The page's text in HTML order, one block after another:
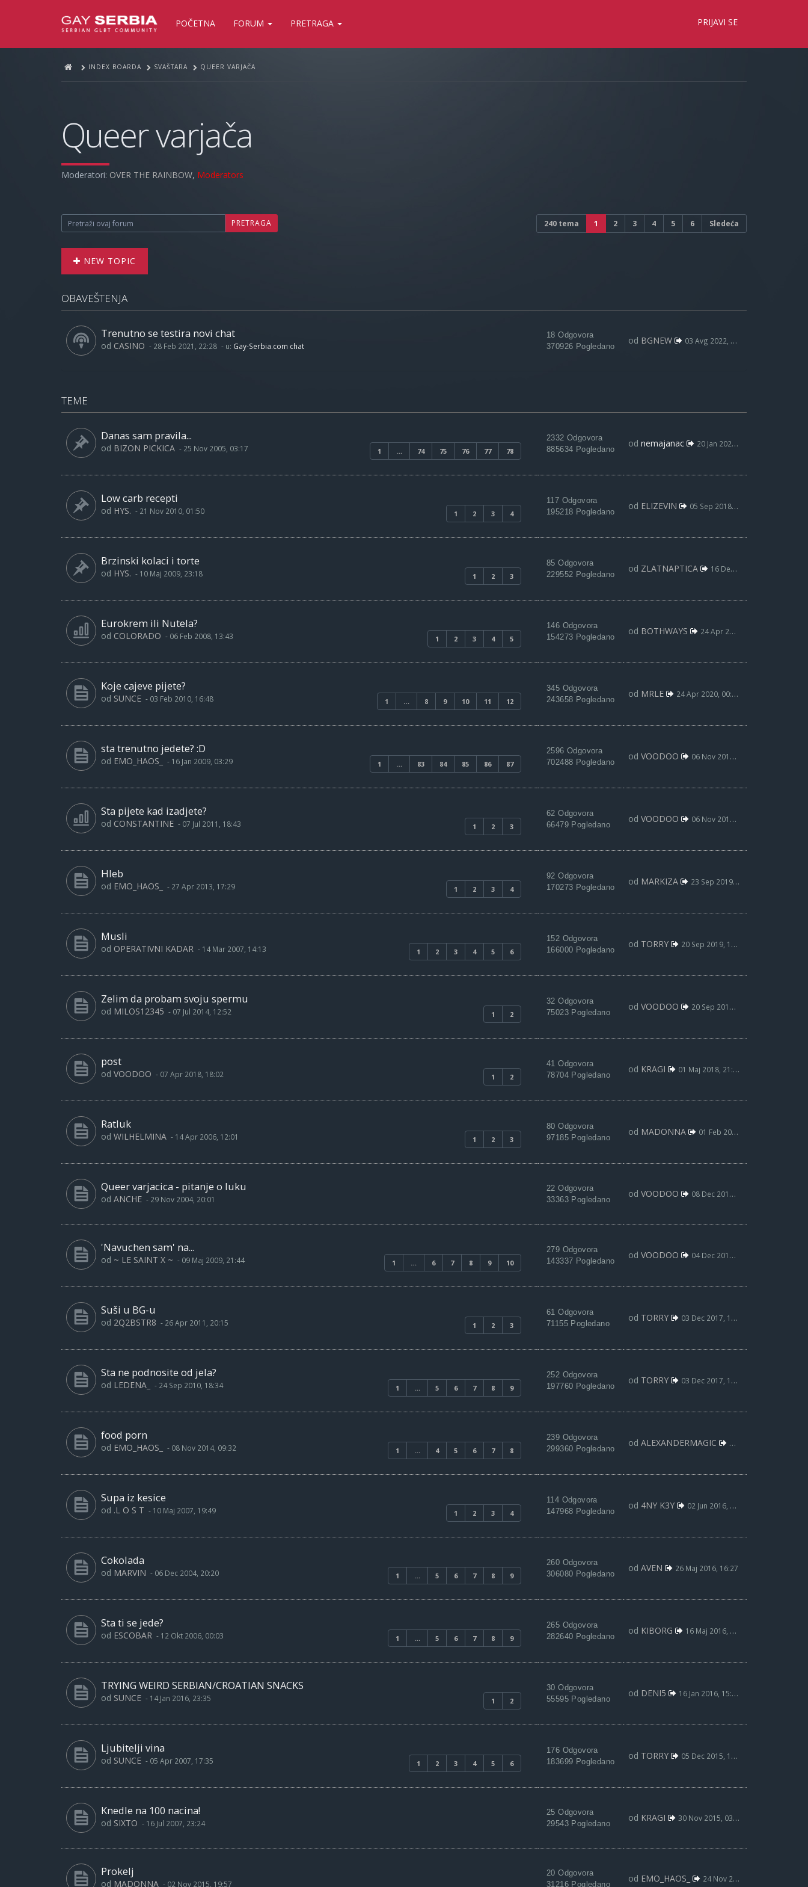
POČETNA FORUM PRETRAGA PRIJAVI SE
INDEX BOARDA SVAŠTARA QUEER VARJAČA
Queer varjača
Moderatori: OVER THE RAINBOW, Moderators
PRETRAGA 240 tema 1 2 3 4 5 6 Sledeća
NEW TOPIC
OBAVEŠTENJA
Trenutno se testira novi chat
od CASINO - 28 Feb 2021, 22:28 - u: Gay-Serbia.com chat
18 Odgovora
370926 Pogledano
od BGNEW 03 Avg 2022, 09:59
TEME
Danas sam pravila...
1 … 74 75 76 77 78
od BIZON PICKICA - 25 Nov 2005, 03:17
2332 Odgovora
885634 Pogledano
od nemajanac 20 Jan 2021, 23:35
Low carb recepti
1 2 3 4
od HYS. - 21 Nov 2010, 01:50
117 Odgovora
195218 Pogledano
od ELIZEVIN 05 Sep 2018, 23:23
Brzinski kolaci i torte
1 2 3
od HYS. - 10 Maj 2009, 23:18
85 Odgovora
229552 Pogledano
od ZLATNAPTICA 16 Dec 2015, 21:19
Eurokrem ili Nutela?
1 2 3 4 5
od COLORADO - 06 Feb 2008, 13:43
146 Odgovora
154273 Pogledano
od BOTHWAYS 24 Apr 2020, 18:21
Koje cajeve pijete?
1 … 8 9 10 11 12
od SUNCE - 03 Feb 2010, 16:48
345 Odgovora
243658 Pogledano
od MRLE 24 Apr 2020, 00:15
sta trenutno jedete? :D
1 … 83 84 85 86 87
od EMO_HAOS_ - 16 Jan 2009, 03:29
2596 Odgovora
702488 Pogledano
od VOODOO 06 Nov 2019, 21:50
Sta pijete kad izadjete?
1 2 3
od CONSTANTINE - 07 Jul 2011, 18:43
62 Odgovora
66479 Pogledano
od VOODOO 06 Nov 2019, 21:43
Hleb
1 2 3 4
od EMO_HAOS_ - 27 Apr 2013, 17:29
92 Odgovora
170273 Pogledano
od MARKIZA 23 Sep 2019, 22:14
Musli
1 2 3 4 5 6
od OPERATIVNI KADAR - 14 Mar 2007, 14:13
152 Odgovora
166000 Pogledano
od TORRY 20 Sep 2019, 13:25
Zelim da probam svoju spermu
1 2
od MILOS12345 - 07 Jul 2014, 12:52
32 Odgovora
75023 Pogledano
od VOODOO 20 Sep 2019, 13:24
post
1 2
od VOODOO - 07 Apr 2018, 18:02
41 Odgovora
78704 Pogledano
od KRAGI 01 Maj 2018, 21:10
Ratluk
1 2 3
od WILHELMINA - 14 Apr 2006, 12:01
80 Odgovora
97185 Pogledano
od MADONNA 01 Feb 2018, 21:07
Queer varjacica - pitanje o luku
od ANCHE - 29 Nov 2004, 20:01
22 Odgovora
33363 Pogledano
od VOODOO 08 Dec 2017, 21:56
'Navuchen sam' na...
1 … 6 7 8 9 10
od ~ LE SAINT X ~ - 09 Maj 2009, 21:44
279 Odgovora
143337 Pogledano
od VOODOO 04 Dec 2017, 18:39
Suši u BG-u
1 2 3
od 2Q2BSTR8 - 26 Apr 2011, 20:15
61 Odgovora
71155 Pogledano
od TORRY 03 Dec 2017, 17:44
Sta ne podnosite od jela?
1 … 5 6 7 8 9
od LEDENA_ - 24 Sep 2010, 18:34
252 Odgovora
197760 Pogledano
od TORRY 03 Dec 2017, 13:59
food porn
1 … 4 5 6 7 8
od EMO_HAOS_ - 08 Nov 2014, 09:32
239 Odgovora
299360 Pogledano
od ALEXANDERMAGIC 05 Avg 2017, 19:02
Supa iz kesice
1 2 3 4
od .L O S T - 10 Maj 2007, 19:49
114 Odgovora
147968 Pogledano
od 4NY K3Y 02 Jun 2016, 02:44
Cokolada
1 … 5 6 7 8 9
od MARVIN - 06 Dec 2004, 20:20
260 Odgovora
306080 Pogledano
od AVEN 26 Maj 2016, 16:27
Sta ti se jede?
1 … 5 6 7 8 9
od ESCOBAR - 12 Okt 2006, 00:03
265 Odgovora
282640 Pogledano
od KIBORG 16 Maj 2016, 00:01
TRYING WEIRD SERBIAN/CROATIAN SNACKS
1 2
od SUNCE - 14 Jan 2016, 23:35
30 Odgovora
55595 Pogledano
od DENI5 16 Jan 2016, 15:13
Ljubitelji vina
1 2 3 4 5 6
od SUNCE - 05 Apr 2007, 17:35
176 Odgovora
183699 Pogledano
od TORRY 05 Dec 2015, 13:59
Knedle na 100 nacina!
od SIXTO - 16 Jul 2007, 23:24
25 Odgovora
29543 Pogledano
od KRAGI 30 Nov 2015, 03:41
Prokelj
od MADONNA - 02 Nov 2015, 19:57
20 Odgovora
31216 Pogledano
od EMO_HAOS_ 24 Nov 2015, 18:36